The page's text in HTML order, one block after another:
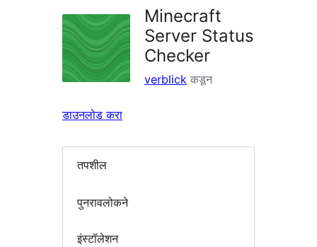
Minecraft
Server Status
Checker
verblick कडून
डाउनलोड करा
तपशील
पुनरावलोकने
इंस्टॉलेशन